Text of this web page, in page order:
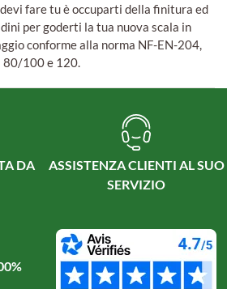
fare tu è occuparti della finitura ed
per goderti la tua nuova scala in
conforme alla norma NF-EN-204,
80/100 e 120.
DA
ASSISTENZA CLIENTI AL SUO
SERVIZIO